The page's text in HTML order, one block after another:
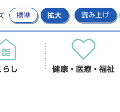
標準 拡大 読み上げ
らし 健康・医療・福祉